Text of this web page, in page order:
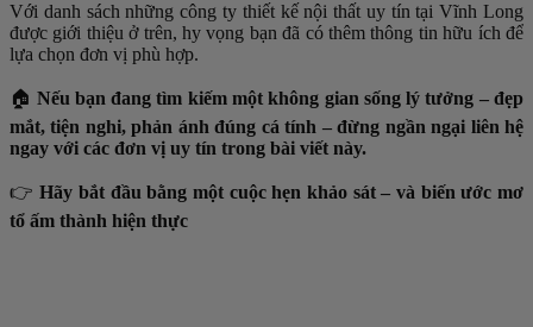
Với danh sách những công ty thiết kế nội thất uy tín tại Vĩnh Long
được giới thiệu ở trên, hy vọng bạn đã có thêm thông tin hữu ích để
lựa chọn đơn vị phù hợp.
🏠 Nếu bạn đang tìm kiếm một không gian sống lý tưởng – đẹp
mắt, tiện nghi, phản ánh đúng cá tính – đừng ngần ngại liên hệ
ngay với các đơn vị uy tín trong bài viết này.
👉Hãy bắt đầu bằng một cuộc hẹn khảo sát – và biến ước mơ
tổ ấm thành hiện thực